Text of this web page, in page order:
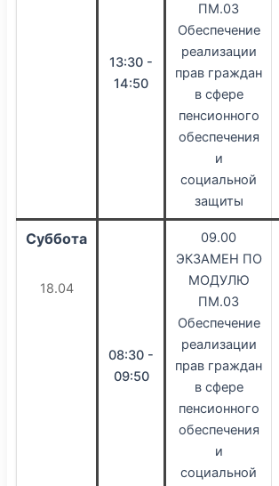
13:30 -
14:50
ПМ.03
Обеспечение
реализации
прав граждан
в сфере
пенсионного
обеспечения
и
социальной
защиты
Суббота
18.04
08:30 -
09:50
09.00
ЭКЗАМЕН ПО
МОДУЛЮ
ПМ.03
Обеспечение
реализации
прав граждан
в сфере
пенсионного
обеспечения
и
социальной